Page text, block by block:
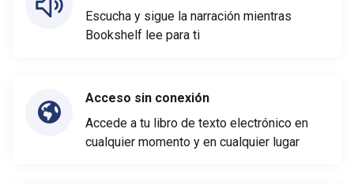
Escucha y sigue la narración mientras
Bookshelf lee para ti
Acceso sin conexión
Accede a tu libro de texto electrónico en
cualquier momento y en cualquier lugar